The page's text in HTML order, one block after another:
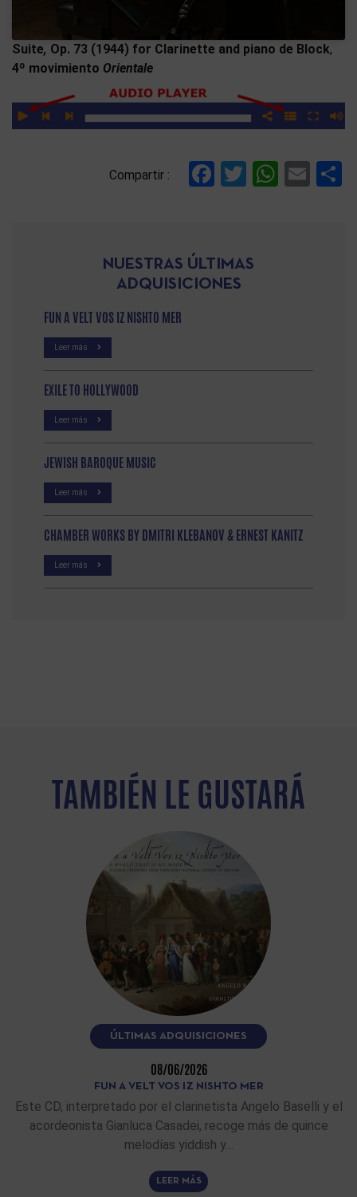
Suite, Op. 73 (1944) for Clarinette and piano de Block,
4º movimiento Orientale
Compartir : Facebook
Twitter
NUESTRAS ÚLTIMAS
ADQUISICIONES
FUN A VELT VOS IZ NISHTO MER
Leer más
EXILE TO HOLLYWOOD
Leer más
JEWISH BAROQUE MUSIC
Leer más
CHAMBER WORKS BY DMITRI KLEBANOV & ERNEST KANITZ
Leer más
TAMBIÉN LE GUSTARÁ
ÚLTIMAS ADQUISICIONES
08/06/2026
FUN A VELT VOS IZ NISHTO MER
Este CD, interpretado por el clarinetista Angelo Baselli y el
acordeonista Gianluca Casadei, recoge más de quince
melodías yiddish y…
LEER MÁS